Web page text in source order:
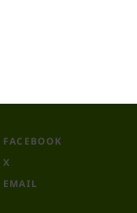
FACEBOOK
X
EMAIL